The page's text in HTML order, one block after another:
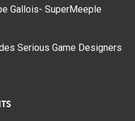
Gallois- SuperMeeple
Serious Game Designers